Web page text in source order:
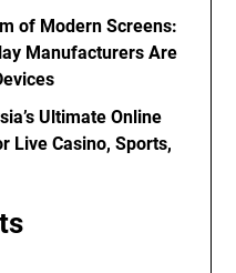
of Modern Screens:
Manufacturers Are
Ultimate Online
Live Casino, Sports,